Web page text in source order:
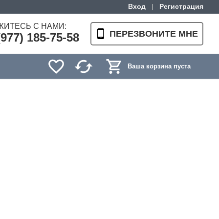
Вход | Регистрация
С НАМИ:
185-75-58 ПЕРЕЗВОНИТЕ МНЕ
Ваша корзина пуста